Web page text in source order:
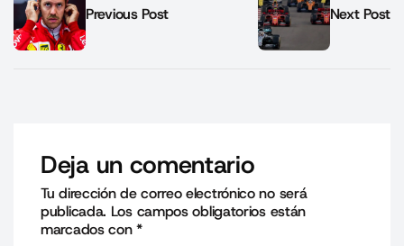
Previous Post Next Post
Deja un comentario
Tu dirección de correo electrónico no será
publicada. Los campos obligatorios están
marcados con*